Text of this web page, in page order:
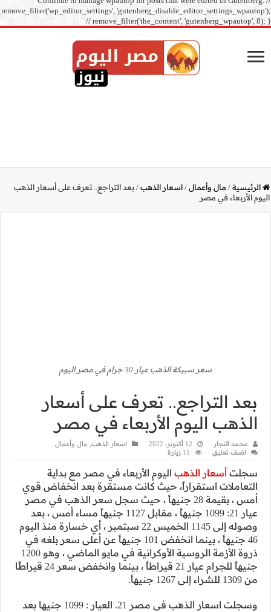
//
تعرف على أسعار الذهب
أسعار
مصر
مال وأعمال
مع بداية
بعد انخفاض قوي
سعر الذهب في مصر
، مقابل 1127 جنيهاً مساء أمس ، بعد
22 سبتمبر ، أي خسارة منذ اليوم
101 جنيهاً عن أعلى سعر بلغه في
ذروة الأزمة الروسية الأوكرانية في مايو الماضي ، وهو 1200
جنيهاً للجرام عيار 21 قيراطاً ، بينما وانخفض سعر 24 قيراطًا
وسجلت اسعار الذهب فى مصر 21. العيار : 1099 جنيها بعد